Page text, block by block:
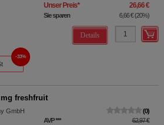
Unser Preis* 26,66 €
Sie sparen 6,66 €(20%)
Details
33%
mg freshfruit
GmbH
0
AVP*** 62,97 €